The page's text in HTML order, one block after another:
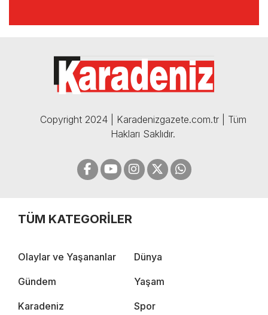
🔴🔵KARADENİZ FIRTINASI |
05.12.2024
Copyright 2024 | Karadenizgazete.com.tr | Tüm
Hakları Saklıdır.
TÜM KATEGORİLER
Olaylar ve Yaşananlar Dünya
Gündem Yaşam
Karadeniz Spor